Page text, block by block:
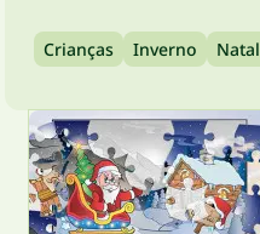
Crianças Inverno Natal